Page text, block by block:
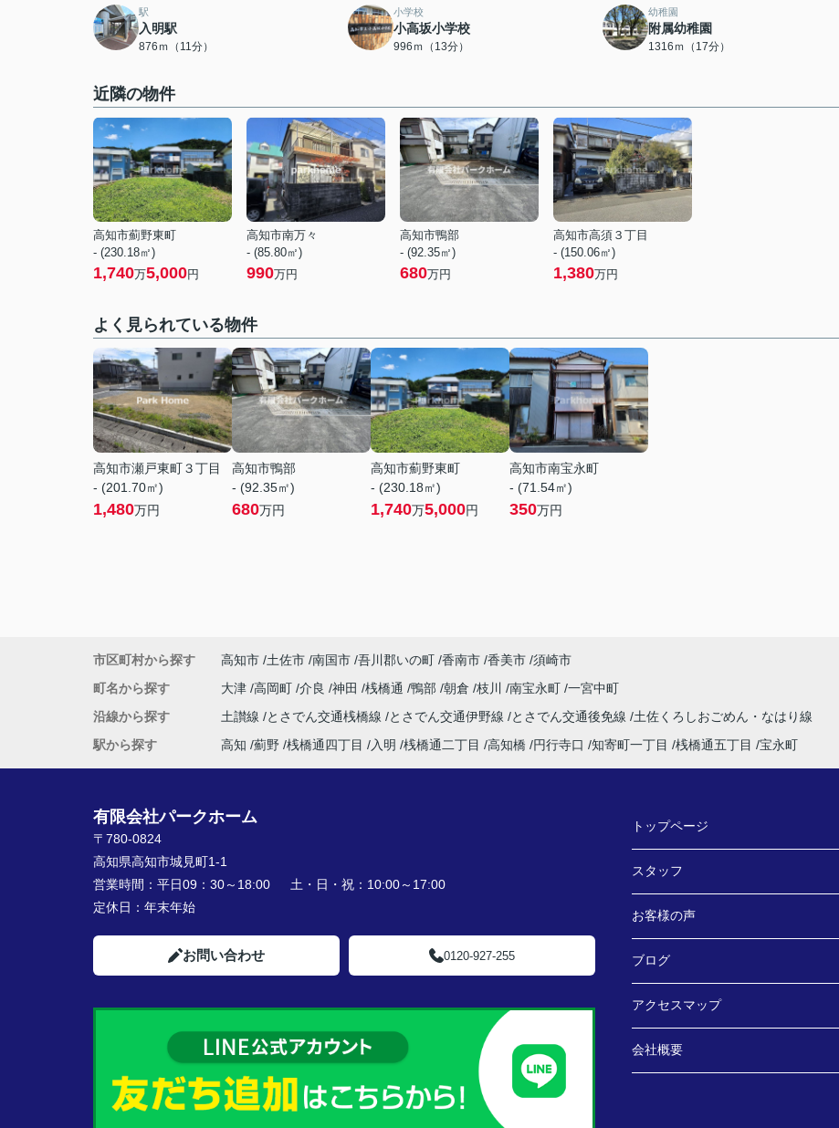
駅
入明駅
876ｍ（11分）
小学校
小高坂小学校
996ｍ（13分）
幼稚園
附属幼稚園
1316ｍ（17分）
近隣の物件
高知市薊野東町
- (230.18㎡)
1,740万5,000円
高知市南万々
- (85.80㎡)
990万円
高知市鴨部
- (92.35㎡)
680万円
高知市高須３丁目
- (150.06㎡)
1,380万円
よく見られている物件
高知市瀬戸東町３丁目
- (201.70㎡)
1,480万円
高知市鴨部
- (92.35㎡)
680万円
高知市薊野東町
- (230.18㎡)
1,740万5,000円
高知市南宝永町
- (71.54㎡)
350万円
市区町村から探す 高知市 土佐市 南国市 吾川郡いの町 香南市 香美市 須崎市
町名から探す
大津 高岡町 介良 神田 桟橋通 鴨部 朝倉 枝川 南宝永町 一宮中町
沿線から探す
土讃線 とさでん交通桟橋線 とさでん交通伊野線 とさでん交通後免線
土佐くろしおごめん・なはり線
駅から探す
高知 薊野 桟橋通四丁目 入明 桟橋通二丁目 高知橋 円行寺口 知寄町一丁目 桟橋通五丁目 宝永町
有限会社パークホーム
〒780-0824
高知県高知市城見町1-1
営業時間： 平日09：30～18:00 土・日・祝：10:00～17:00
定休日： 年末年始
お問い合わせ 0120-927-255
トップページ
スタッフ
お客様の声
ブログ
アクセスマップ
会社概要